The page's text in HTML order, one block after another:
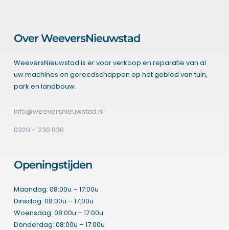
Over WeeversNieuwstad
WeeversNieuwstad is er voor verkoop en reparatie van al
uw machines en gereedschappen op het gebied van tuin,
park en landbouw.
info@weeversnieuwstad.nl
0320 – 230 830
Openingstijden
Maandag: 08:00u – 17:00u
Dinsdag: 08:00u – 17:00u
Woensdag: 08:00u – 17:00u
Donderdag: 08:00u – 17:00u